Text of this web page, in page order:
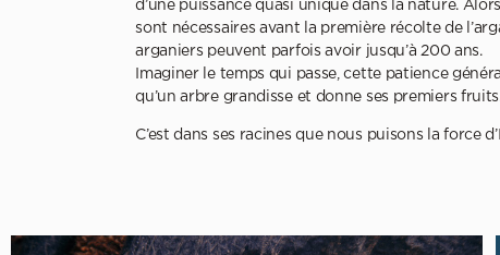
d’une puissance quasi unique dans la nature.
sont nécessaires avant la première récolte de
arganiers peuvent parfois avoir jusqu’à 200 ans.
Imaginer le temps qui passe, cette patience
qu’un arbre grandisse et donne ses premiers
C’est dans ses racines que nous puisons la force